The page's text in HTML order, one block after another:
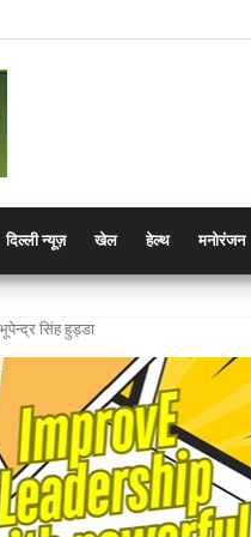
दिल्ली न्यूज़ खेल हेल्थ मनोरंजन
सिंह हुड्डा